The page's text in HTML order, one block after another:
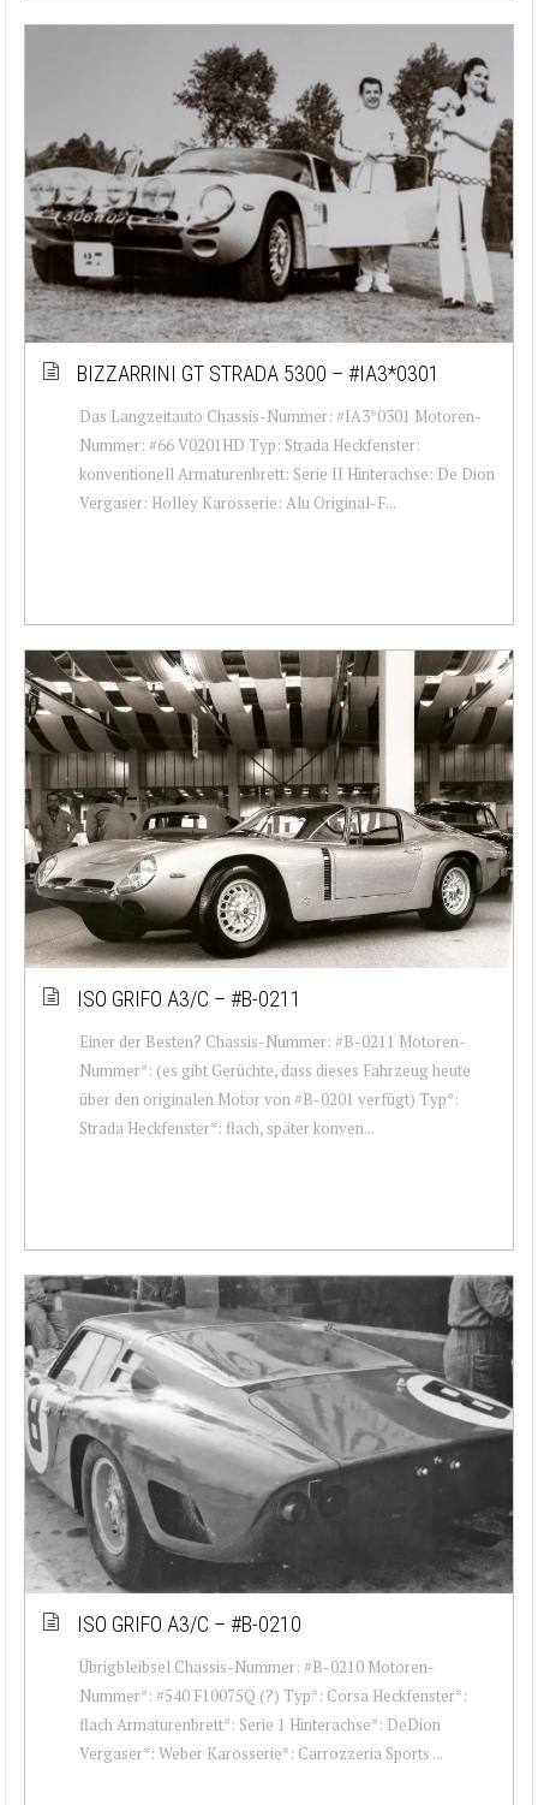
BIZZARRINI GT STRADA 5300 – #IA3*0301
Das Langzeitauto Chassis-Nummer: #IA3*0301 Motoren-
Nummer: #66 V0201HD Typ: Strada Heckfenster:
konventionell Armaturenbrett: Serie II Hinterachse: De Dion
Vergaser: Holley Karosserie: Alu Original-F...
ISO GRIFO A3/C – #B-0211
Einer der Besten? Chassis-Nummer: #B-0211 Motoren-
Nummer*: (es gibt Gerüchte, dass dieses Fahrzeug heute
über den originalen Motor von #B-0201 verfügt) Typ*:
Strada Heckfenster*: flach, später konven...
ISO GRIFO A3/C – #B-0210
Übrigbleibsel Chassis-Nummer: #B-0210 Motoren-
Nummer*: #540 F10075Q (?) Typ*: Corsa Heckfenster*:
flach Armaturenbrett*: Serie 1 Hinterachse*: DeDion
Vergaser*: Weber Karosserie*: Carrozzeria Sports ...